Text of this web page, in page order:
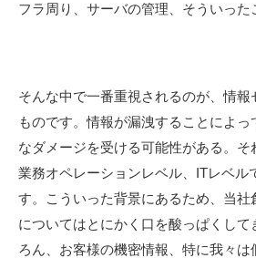
フラ周り、サーバの管理、そういった
そんな中で一番重視されるのが、情報
ものです。情報が漏洩することによっ
なダメージを受ける可能性がある。そ
業務オペレーションレベル、ITレベル
す。こういった背景にあるため、当社
についてはとにかく口を酸っぱくして
ろん、お客様の機密情報、特に我々は